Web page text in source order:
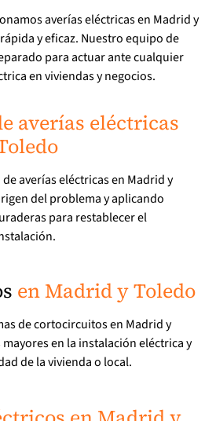
averías eléctricas en Madrid y
y eficaz. Nuestro equipo de
para actuar ante cualquier
en viviendas y negocios.
averías eléctricas
averías eléctricas en Madrid y
del problema y aplicando
para restablecer el
en Madrid y Toledo
de cortocircuitos en Madrid y
en la instalación eléctrica y
de la vivienda o local.